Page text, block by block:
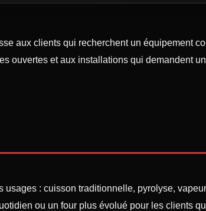
aux clients qui recherchent un équipement
ouvertes et aux installations qui demandent
usages : cuisson traditionnelle, pyrolyse,
ou un four plus évolué pour les clients